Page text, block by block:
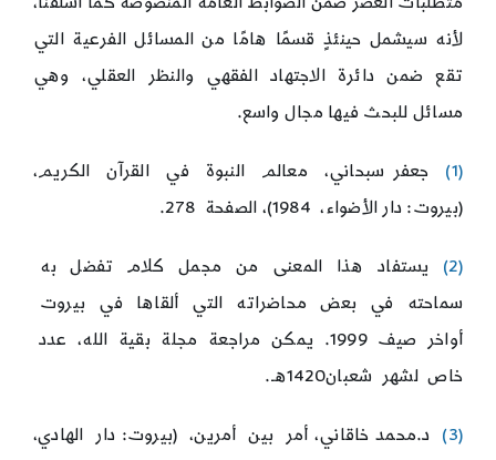
لأنه سيشمل حينئذٍ قسمًا هامًا من المسائل الفرعية التي
تقع ضمن دائرة الاجتهاد الفقهي والنظر العقلي، وهي
مسائل للبحث فيها مجال واسع.
(1)
جعفر سبحاني، معالم النبوة في القرآن الكريم،
(بيروت: دار الأضواء، 1984)، الصفحة 278.
(2)
يستفاد هذا المعنى من مجمل كلام تفضل به
سماحته في بعض محاضراته التي ألقاها في بيروت
أواخر صيف 1999. يمكن مراجعة مجلة بقية الله، عدد
خاص لشهر شعبان1420هـ.
(3)
د.محمد خاقاني، أمر بين أمرين، (بيروت: دار الهادي،